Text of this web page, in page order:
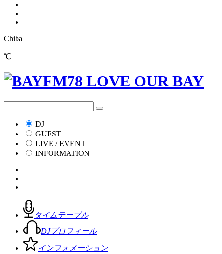
Chiba
℃
DJ
GUEST
LIVE / EVENT
INFORMATION
タイムテーブル
DJプロフィール
インフォメーション